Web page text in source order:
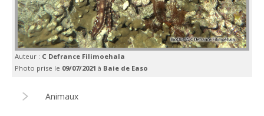
Auteur : C Defrance Filimoehala
Photo prise le 09/07/2021 à Baie de Easo
Animaux